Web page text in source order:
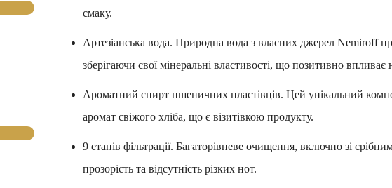
смаку.
Артезіанська вода. Природна вода з власних джерел Nemiroff
зберігаючи свої мінеральні властивості, що позитивно впливає
Ароматний спирт пшеничних пластівців. Цей унікальний
аромат свіжого хліба, що є візитівкою продукту.
9 етапів фільтрації. Багаторівневе очищення, включно зі
прозорість та відсутність різких нот.